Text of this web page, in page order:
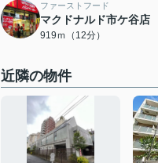
ファーストフード
マクドナルド市ケ谷店
919ｍ（12分）
近隣の物件